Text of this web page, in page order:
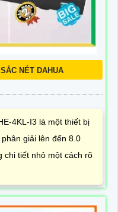
NÉT DAHUA
4KL-I3 là một thiết bị
giải lên đến 8.0
chi tiết nhỏ một cách rõ